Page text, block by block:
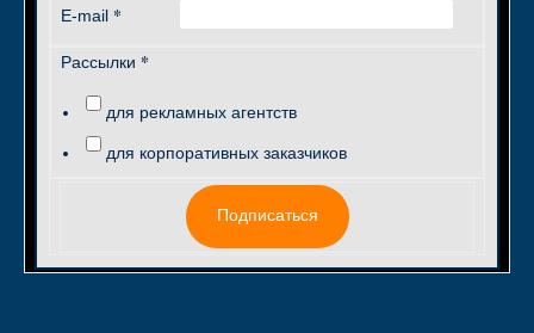
E-mail *
Рассылки *
для рекламных агентств
для корпоративных заказчиков
Подписаться